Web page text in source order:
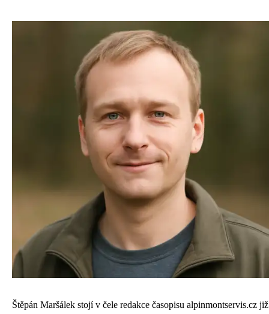
Štěpán Maršálek stojí v čele redakce časopisu alpinmontservis.cz již